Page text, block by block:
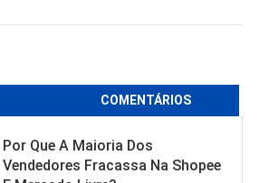
COMENTÁRIOS
Por Que A Maioria Dos
Vendedores Fracassa Na Shopee